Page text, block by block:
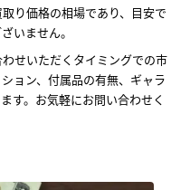
り価格の相場であり、目安で
いません。
せいただくタイミングでの市
ョン、付属品の有無、ギャラ
す。お気軽にお問い合わせく